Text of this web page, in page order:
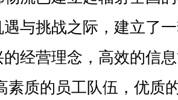
与挑战之际，建立了
经营理念，高效的信
素质的员工队伍，优质